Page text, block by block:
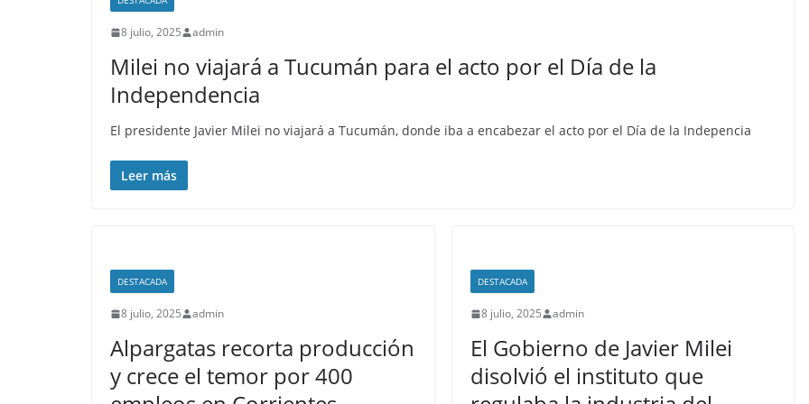
8 julio, 2025 admin
Milei no viajará a Tucumán para el acto por el Día de la
Independencia
El presidente Javier Milei no viajará a Tucumán, donde iba a encabezar el acto por el Día de la Indepencia
Leer más
DESTACADA
8 julio, 2025 admin
Alpargatas recorta producción
y crece el temor por 400
DESTACADA
8 julio, 2025 admin
El Gobierno de Javier Milei
disolvió el instituto que